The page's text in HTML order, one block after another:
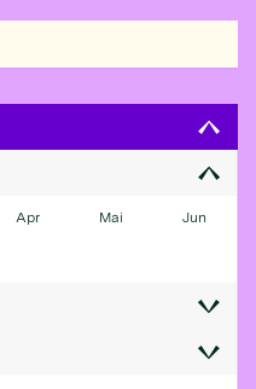
Apr Mai Jun